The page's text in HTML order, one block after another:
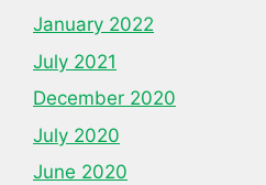
January 2022
July 2021
December 2020
July 2020
June 2020